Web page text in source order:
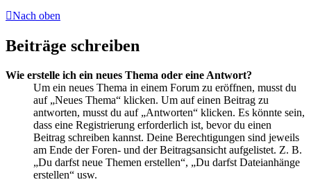
Nach oben
Beiträge schreiben
Wie erstelle ich ein neues Thema oder eine Antwort?
Um ein neues Thema in einem Forum zu eröffnen, musst du
auf „Neues Thema“ klicken. Um auf einen Beitrag zu
antworten, musst du auf „Antworten“ klicken. Es könnte sein,
dass eine Registrierung erforderlich ist, bevor du einen
Beitrag schreiben kannst. Deine Berechtigungen sind jeweils
am Ende der Foren- und der Beitragsansicht aufgelistet. Z. B.
„Du darfst neue Themen erstellen“, „Du darfst Dateianhänge
erstellen“ usw.